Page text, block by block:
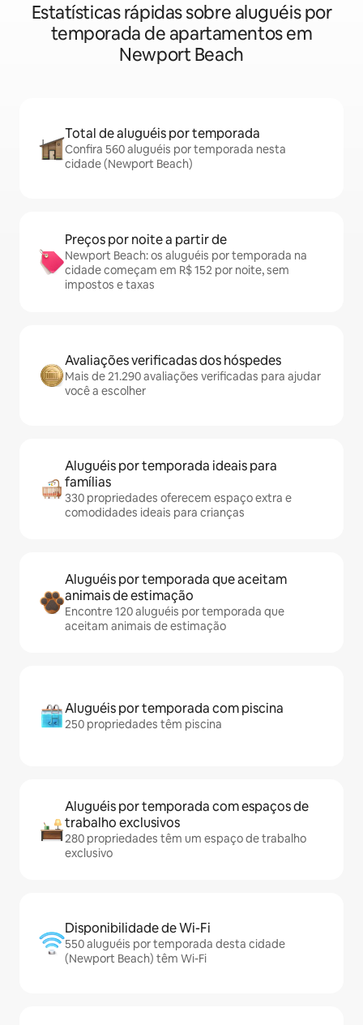
Estatísticas rápidas sobre aluguéis por
temporada de apartamentos em
Newport Beach
Total de aluguéis por temporada
Confira 560 aluguéis por temporada nesta
cidade (Newport Beach)
Preços por noite a partir de
Newport Beach: os aluguéis por temporada na
cidade começam em R$ 152 por noite, sem
impostos e taxas
Avaliações verificadas dos hóspedes
Mais de 21.290 avaliações verificadas para ajudar
você a escolher
Aluguéis por temporada ideais para
famílias
330 propriedades oferecem espaço extra e
comodidades ideais para crianças
Aluguéis por temporada que aceitam
animais de estimação
Encontre 120 aluguéis por temporada que
aceitam animais de estimação
Aluguéis por temporada com piscina
250 propriedades têm piscina
Aluguéis por temporada com espaços de
trabalho exclusivos
280 propriedades têm um espaço de trabalho
exclusivo
Disponibilidade de Wi-Fi
550 aluguéis por temporada desta cidade
(Newport Beach) têm Wi-Fi